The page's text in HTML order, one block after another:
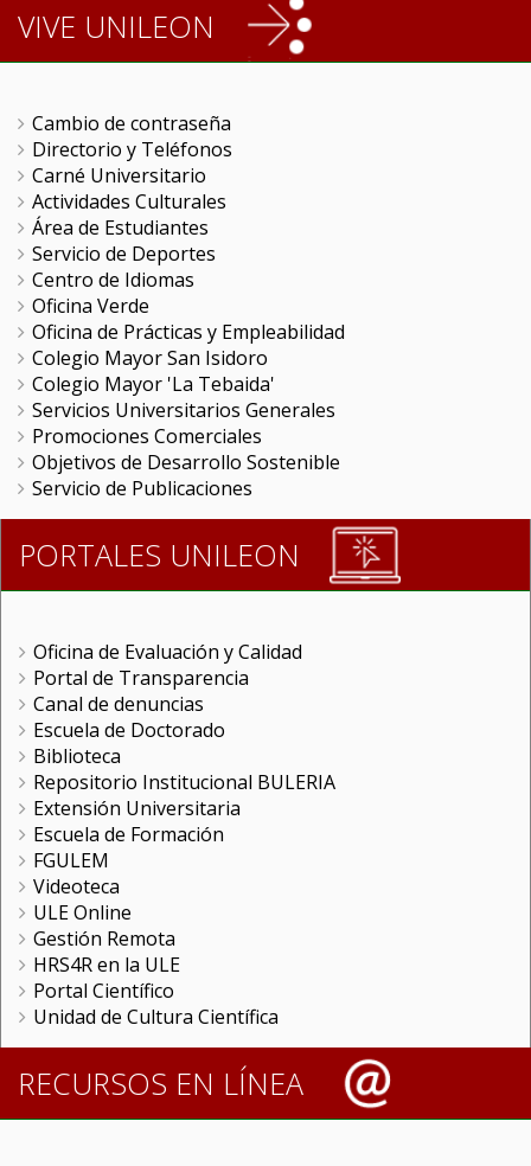
VIVE UNILEON
Cambio de contraseña
Directorio y Teléfonos
Carné Universitario
Actividades Culturales
Área de Estudiantes
Servicio de Deportes
Centro de Idiomas
Oficina Verde
Oficina de Prácticas y Empleabilidad
Colegio Mayor San Isidoro
Colegio Mayor 'La Tebaida'
Servicios Universitarios Generales
Promociones Comerciales
Objetivos de Desarrollo Sostenible
Servicio de Publicaciones
PORTALES UNILEON
Oficina de Evaluación y Calidad
Portal de Transparencia
Canal de denuncias
Escuela de Doctorado
Biblioteca
Repositorio Institucional BULERIA
Extensión Universitaria
Escuela de Formación
FGULEM
Videoteca
ULE Online
Gestión Remota
HRS4R en la ULE
Portal Científico
Unidad de Cultura Científica
RECURSOS EN LÍNEA